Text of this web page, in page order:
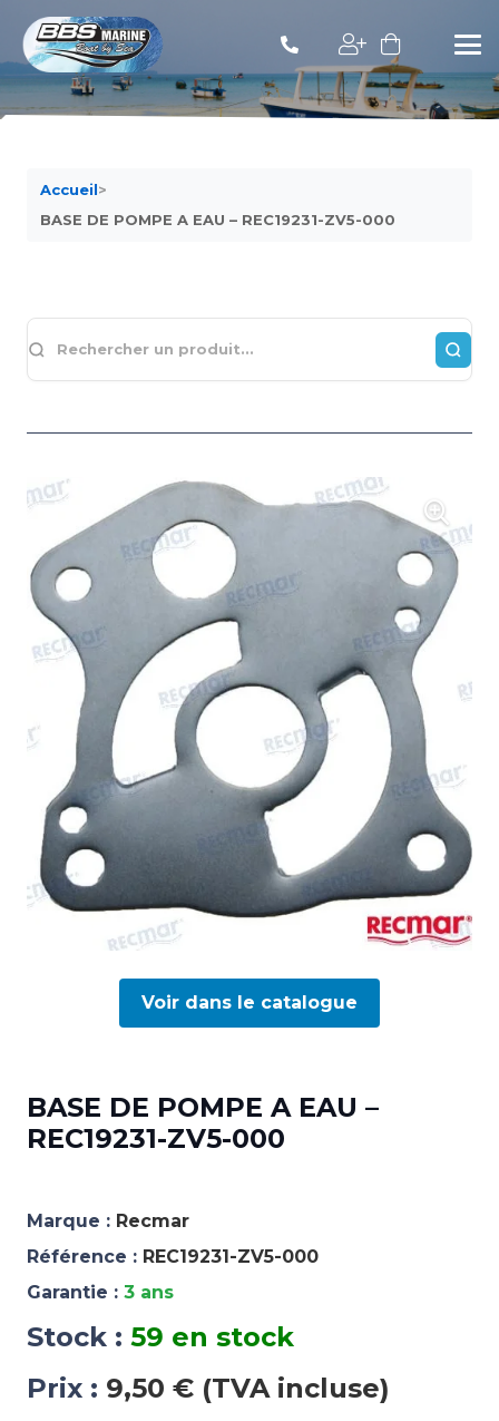
Accueil>
BASE DE POMPE A EAU – REC19231-ZV5-000
Voir dans le catalogue
BASE DE POMPE A EAU –
REC19231-ZV5-000
Marque : Recmar
Référence : REC19231-ZV5-000
Garantie : 3 ans
Stock : 59 en stock
Prix : 9,50 € (TVA incluse)